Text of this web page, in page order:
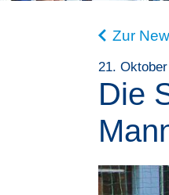
Zur
21.
Die